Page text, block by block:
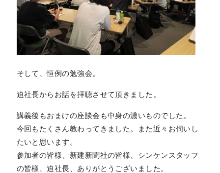
そして、恒例の勉強会。
迫社長からお話を拝聴させて頂きました。
講義後もおまけの座談会も中身の濃いものでした。
今回もたくさん教わってきました。また近々お伺いし
たいと思います。
参加者の皆様、新建新聞社の皆様、シンケンスタッフ
の皆様、迫社長、ありがとうございました。